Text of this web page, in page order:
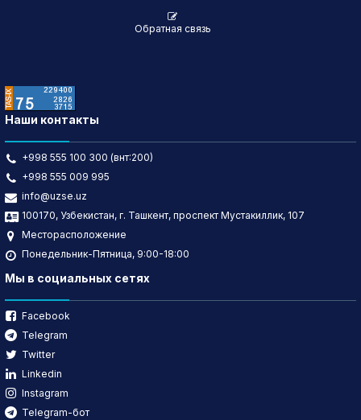
Обратная связь
Наши контакты
+998 555 100 300 (внт:200)
+998 555 009 995
info@uzse.uz
100170, Узбекистан, г. Ташкент, проспект Мустакиллик, 107
Месторасположение
Понедельник-Пятница, 9:00-18:00
Мы в социальных сетях
Facebook
Telegram
Twitter
Linkedin
Instagram
Telegram-бот